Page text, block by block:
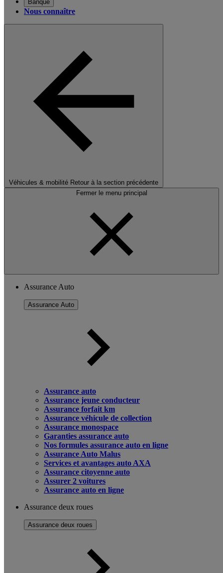
Banque
Nous connaître
Véhicules & mobilité Retour à la section précédente
Fermer le menu principal
Assurance Auto
Assurance Auto
Assurance auto
Assurance jeune conducteur
Assurance forfait km
Assurance véhicule de collection
Assurance monospace
Garanties assurance auto
Nos formules assurance auto en ligne
Assurance Auto Malus
Services et avantages auto AXA
Assurance citoyenne auto
Assurer 2 voitures
Assurance auto en ligne
Assurance deux roues
Assurance deux roues